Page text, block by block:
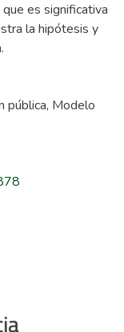
es significativa
la hipótesis y
pública, Modelo